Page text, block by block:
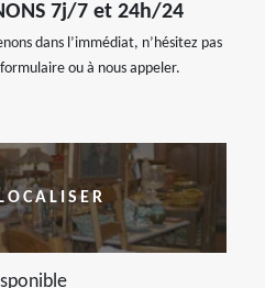
7j/7 et 24h/24
dans l’immédiat, n’hésitez pas
ou à nous appeler.